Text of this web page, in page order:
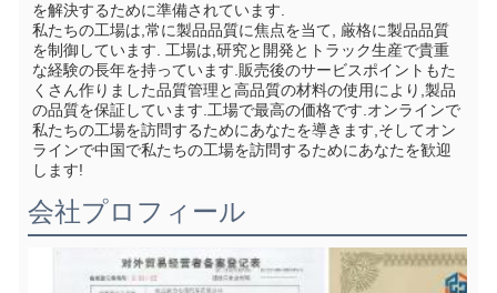
を解決するために準備されています.
私たちの工場は,常に製品品質に焦点を当て, 厳格に製品品質
を制御しています. 工場は,研究と開発とトラック生産で貴重
な経験の長年を持っています.販売後のサービスポイントもた
くさん作りました品質管理と高品質の材料の使用により,製品
の品質を保証しています.工場で最高の価格です.オンラインで
私たちの工場を訪問するためにあなたを導きます,そしてオン
ラインで中国で私たちの工場を訪問するためにあなたを歓迎
します!
会社プロフィール